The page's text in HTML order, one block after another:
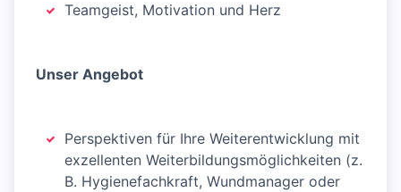
Teamgeist, Motivation und Herz
Unser Angebot
Perspektiven für Ihre Weiterentwicklung mit
exzellenten Weiterbildungsmöglichkeiten (z.
B. Hygienefachkraft, Wundmanager oder